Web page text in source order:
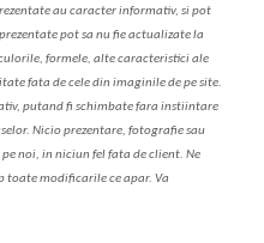
au caracter informativ, si pot
pot sa nu fie actualizate la
formele, alte caracteristici ale
fata de cele din imaginile de pe site.
putand fi schimbate fara instiintare
Nicio prezentare, fotografie sau
noi, in niciun fel fata de client. Ne
toate modificarile ce apar. Va